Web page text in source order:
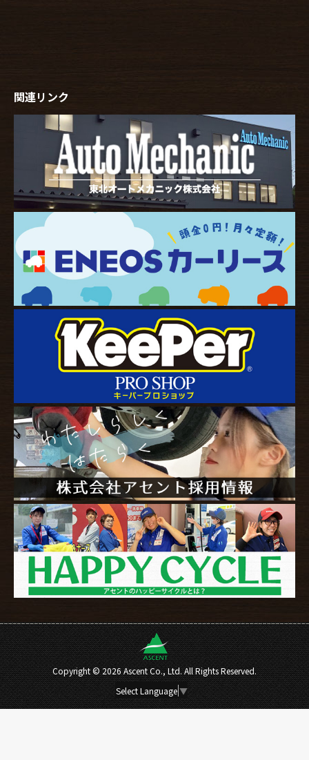
関連リンク
Copyright ©2026 Ascent Co., Ltd. All Rights Reserved.
Select Language ▼